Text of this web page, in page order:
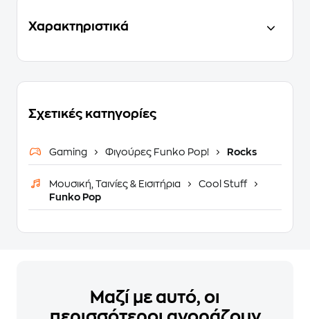
Χαρακτηριστικά
Σχετικές κατηγορίες
Gaming Φιγούρες Funko Pop! Rocks
Μουσική, Ταινίες & Εισιτήρια
Cool Stuff
Funko Pop
Μαζί με αυτό, οι